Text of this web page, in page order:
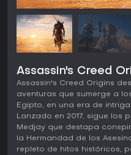
Assassin's Creed
Assassin's Creed Origins
aventuras que sumerge a
Egipto, en una era de
Lanzado en 2017, sigue los
Medjay que destapa
la Hermandad de los
repleto de hitos históricos,